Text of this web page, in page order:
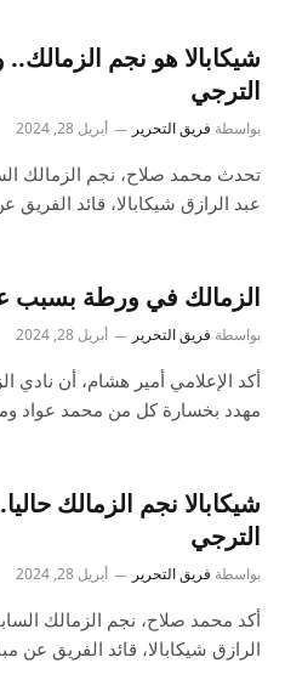
شيكابالا هو نجم
الترجي
بواسطة فريق التحرير أبريل 28, 2024
تحدث محمد صلاح، نجم الزمالك
عبد الرازق شيكابالا، قائد
الزمالك في ورطة بسبب
بواسطة فريق التحرير أبريل 28, 2024
أكد الإعلامي أمير هشام، أن نادي
مهدد بخسارة كل من محمد عواد
شيكابالا نجم الزمالك
الترجي
بواسطة فريق التحرير أبريل 28, 2024
أكد محمد صلاح، نجم الزمالك
الرازق شيكابالا، قائد الفريق عن